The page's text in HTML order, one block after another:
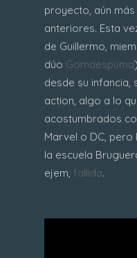
proyecto, aún
anteriores. Esta
de Guillermo,
dúo Gomaespuma
desde su infancia,
action, algo a lo
acostumbrados
Marvel o DC,
la escuela
ejem, fallida.